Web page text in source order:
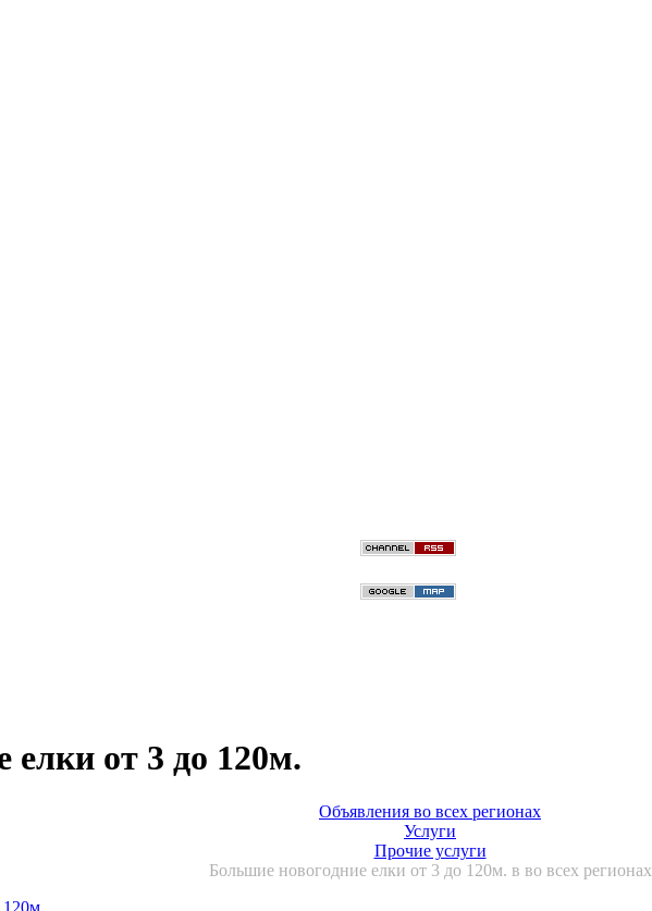
елки от 3 до 120м.
Объявления во всех регионах
Услуги
Прочие услуги
Большие новогодние елки от 3 до 120м. в во всех регионах